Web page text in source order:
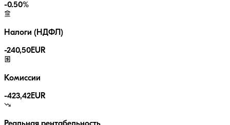
-0.50%
Налоги (НДФЛ)
-240,50EUR
Комиссии
-423,42EUR